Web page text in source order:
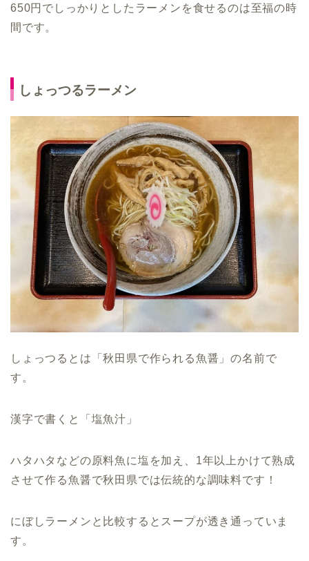
650円でしっかりとしたラーメンを食せるのは至福の時
間です。
しょっつるラーメン
しょっつるとは「秋田県で作られる魚醤 」の名前で
す。
漢字で書くと「塩魚汁」
ハタハタなどの原料魚に塩を加え、1年以上かけて熟成
させて作る魚醤で秋田県では伝統的な調味料です！
にぼしラーメンと比較するとスープが透き通っていま
す。